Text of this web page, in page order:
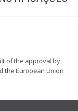
of the approval by
the European Union